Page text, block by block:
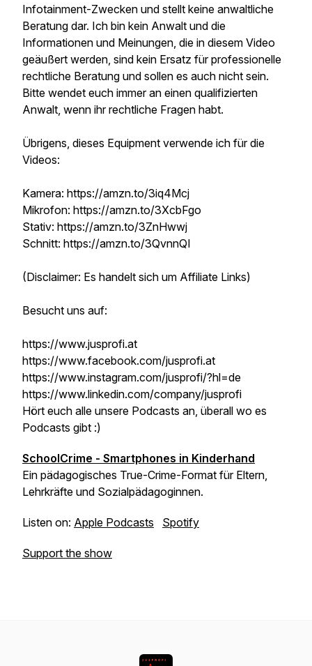
Infotainment-Zwecken und stellt keine anwaltliche
Beratung dar. Ich bin kein Anwalt und die
Informationen und Meinungen, die in diesem Video
geäußert werden, sind kein Ersatz für professionelle
rechtliche Beratung und sollen es auch nicht sein.
Bitte wendet euch immer an einen qualifizierten
Anwalt, wenn ihr rechtliche Fragen habt.
Übrigens, dieses Equipment verwende ich für die
Videos:
Kamera: https://amzn.to/3iq4Mcj
Mikrofon: https://amzn.to/3XcbFgo
Stativ: https://amzn.to/3ZnHwwj
Schnitt: https://amzn.to/3QvnnQI
(Disclaimer: Es handelt sich um Affiliate Links)
Besucht uns auf:
https://www.jusprofi.at
https://www.facebook.com/jusprofi.at
https://www.instagram.com/jusprofi/?hl=de
https://www.linkedin.com/company/jusprofi
Hört euch alle unsere Podcasts an, überall wo es
Podcasts gibt :)
SchoolCrime - Smartphones in Kinderhand
Ein pädagogisches True-Crime-Format für Eltern,
Lehrkräfte und Sozialpädagoginnen.
Listen on: Apple Podcasts Spotify
Support the show